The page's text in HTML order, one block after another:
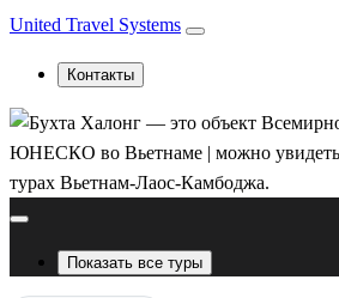
United Travel Systems
Контакты
Показать все туры